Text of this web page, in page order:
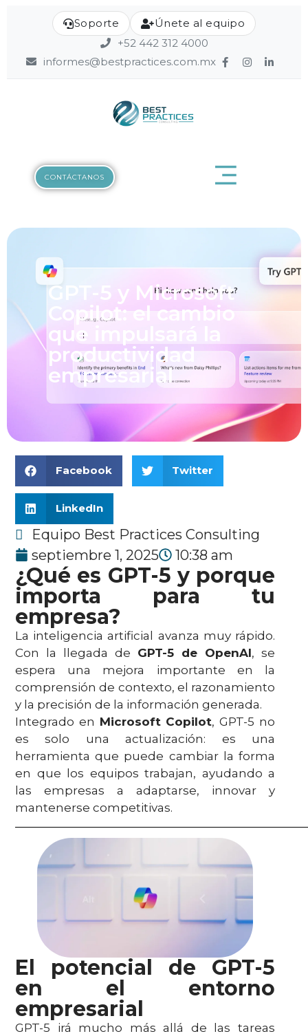
Soporte
Únete al equipo
+52 442 312 4000
informes@bestpractices.com.mx
CONTÁCTANOS
GPT-5 y Microsoft
Copilot: el cambio
que impulsará la
productividad
empresarial
Facebook Twitter
LinkedIn
Equipo Best Practices Consulting
septiembre 1, 2025
10:38 am
¿Qué es GPT-5 y porque
importa para tu
empresa?
La inteligencia artificial avanza muy rápido.
Con la llegada de GPT-5 de OpenAI, se
espera una mejora importante en la
comprensión de contexto, el razonamiento
y la precisión de la información generada.
Integrado en Microsoft Copilot, GPT-5 no
es solo una actualización: es una
herramienta que puede cambiar la forma
en que los equipos trabajan, ayudando a
las empresas a adaptarse, innovar y
mantenerse competitivas.
El potencial de GPT-5
en el entorno
empresarial
GPT-5 irá mucho más allá de las tareas